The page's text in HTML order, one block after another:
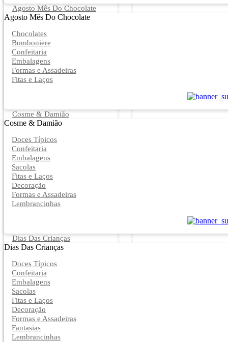
Agosto Mês Do Chocolate
Agosto Mês Do Chocolate
Chocolates
Bomboniere
Confeitaria
Embalagens
Formas e Assadeiras
Fitas e Laços
Cosme & Damião
Cosme & Damião
Doces Típicos
Confeitaria
Embalagens
Sacolas
Fitas e Laços
Decoração
Formas e Assadeiras
Lembrancinhas
Dias Das Crianças
Dias Das Crianças
Doces Típicos
Confeitaria
Embalagens
Sacolas
Fitas e Laços
Decoração
Formas e Assadeiras
Fantasias
Lembrancinhas